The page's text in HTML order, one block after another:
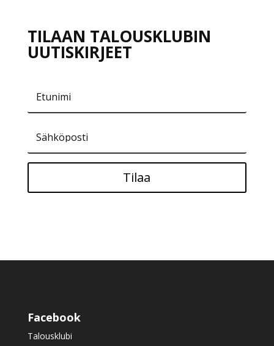
TILAAN TALOUSKLUBIN
UUTISKIRJEET
Tilaa
Facebook
Talousklubi